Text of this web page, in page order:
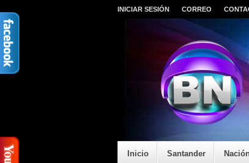
INICIAR SESIÓN CORREO
Inicio Santander